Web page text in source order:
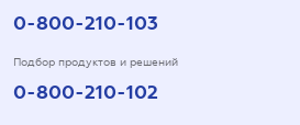
0-800-210-103
Подбор продуктов и решений
0-800-210-102